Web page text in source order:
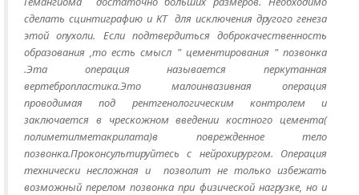
сделать сцинтиграфию и КТ для исключения другого генеза
этой опухоли. Если подтвердиться доброкачественность
образования ,то есть смысл " цементирования " позвонка
.Эта операция называется перкутанная
вертебропластика.Это малоинвазивная операция
проводимая под рентгенологическим контролем и
заключается в чрескожном введении костного цемента(
полиметилметакрилата)в поврежденное тело
позвонка.Проконсультируйтесь с нейрохирургом. Операция
технически несложная и позволит не только избежать
возможный перелом позвонка при физической нагрузке, но и